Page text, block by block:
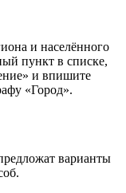
и населённого
пункт в списке,
и впишите
«Город».
варианты